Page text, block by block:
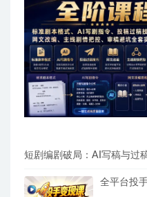
短剧编剧破局：AI写稿与过
全平台投